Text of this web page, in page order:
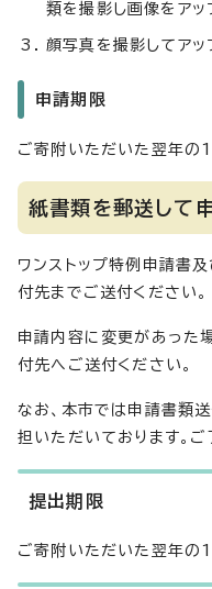
類を撮影し画像をアッ
顔写真を撮影してアッ
申請期限
ご寄附いただいた翌年の1
紙書類を郵送して
ワンストップ特例申請書
付先までご送付ください。
申請内容に変更があった
付先へご送付ください。
なお、本市では申請書類
担いただいております。ご
提出期限
ご寄附いただいた翌年の1